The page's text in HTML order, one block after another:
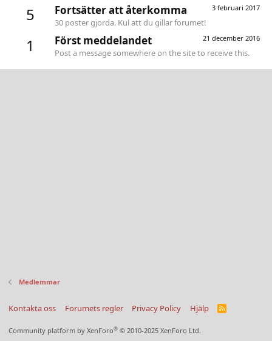
5 3 februari 2017
Fortsätter att återkomma
30 poster gjorda. Kul att du gillar forumet!
1 21 december 2016
Först meddelandet
Post a message somewhere on the site to receive this.
Medlemmar
Kontakta oss Forumets regler Privacy Policy Hjälp
R
Community platform by XenForo® © 2010-2025 XenForo Ltd.